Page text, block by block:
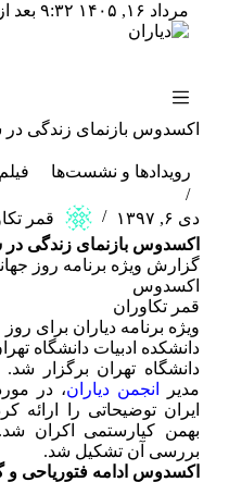
مرداد ۱۶, ۱۴۰۵ ۹:۳۲ بعد از ظهر
اکسدوس بازنمای زندگی در
رویدادها و نشست‌ها
دی ۶, ۱۳۹۷
قمر
اکسدوس بازنمای زندگی در
گزارش ویژه برنامه روز
اکسدوس
قمر تکاوران
ویژه برنامه دیاران برای
دانشکده ادبیات دانشگاه
دانشگاه تهران برگزار
مدیر
انجمن دیاران، در
ایران توضیحاتی را
بهمن کیارستمی اکران
بررسی آن تشکیل شد.
اکسدوس ادامه فتوریاحی